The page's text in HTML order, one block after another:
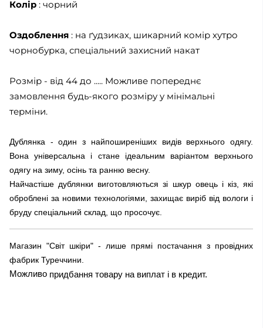
Колір : чорний
Оздоблення : на ґудзиках, шикарний комір хутро
чорнобурка, спеціальний захисний накат
Розмір - від 44 до ..... Можливе попереднє
замовлення будь-якого розміру у мінімальні
терміни.
Дублянка - один з найпоширеніших видів верхнього одягу.
Вона універсальна і стане ідеальним варіантом верхнього
одягу на зиму, осінь та ранню весну.
Найчастіше дублянки виготовляються зі шкур овець і кіз, які
оброблені за новими технологіями, захищає виріб від вологи і
бруду спеціальний склад, що просочує.
Магазин "Світ шкіри" - лише прямі постачання з провідних
фабрик Туреччини.
Можливо придбання товару на виплат і в кредит.